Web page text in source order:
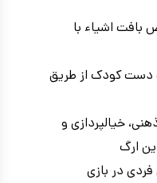
بافت اشیاء با
دست کودک از طریق
خیالپردازی و
ارگ
در بازی